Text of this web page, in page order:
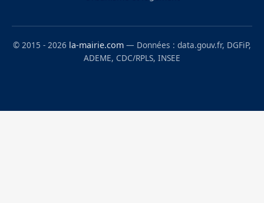
© 2015 - 2026 la-mairie.com — Données : data.gouv.fr, DGFiP,
ADEME, CDC/RPLS, INSEE